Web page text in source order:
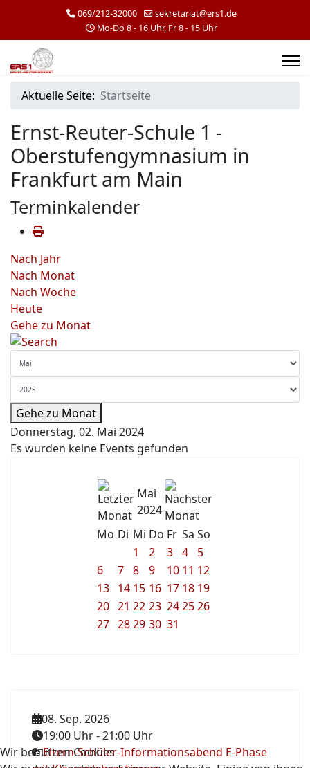
069/212-32000
sekretariat@ers1.de
Mo-Do 8 - 16 Uhr, Fr 8 - 15 Uhr
Aktuelle Seite: Startseite
Ernst-Reuter-Schule 1 -
Oberstufengymnasium in
Frankfurt am Main
Terminkalender
Nach Jahr
Nach Monat
Nach Woche
Heute
Gehe zu Monat
Gehe zu Monat
Donnerstag, 02. Mai 2024
Es wurden keine Events gefunden
Mai
2024
Mo Di Mi Do Fr Sa So
1
2 3 4
5
6
7 8 9 10 11 12
13 14 15 16 17 18 19
20 21 22 23 242526
27 2829 30 31
08. Sep. 2026
19:00 Uhr-21:00 Uhr
Eltern-Schüler-Informationsabend E-Phase
Wir benutzen Cookies